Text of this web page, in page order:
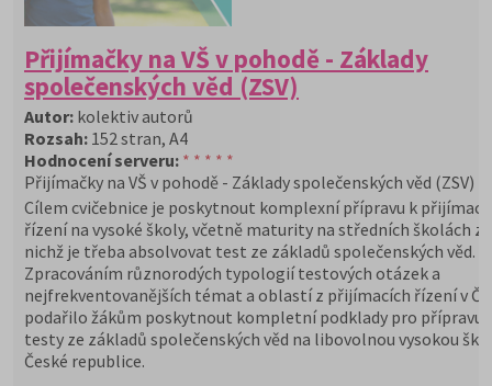
Přijímačky na VŠ v pohodě - Základy
společenských věd (ZSV)
Autor: kolektiv autorů
Rozsah: 152 stran, A4
Hodnocení serveru: * * * * *
Přijímačky na VŠ v pohodě - Základy společenských věd (ZSV)
Cílem cvičebnice je poskytnout komplexní přípravu k
řízení na vysoké školy, včetně maturity na středních školách ze
nichž je třeba absolvovat test ze základů společenských věd.
Zpracováním různorodých typologií testových otázek a
nejfrekventovanějších témat a oblastí z přijímacích řízení v
podařilo žákům poskytnout kompletní podklady pro přípravu
testy ze základů společenských věd na libovolnou vysokou
České republice.